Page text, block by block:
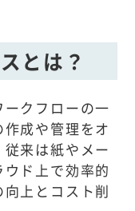
とは？
クフローの一
成や管理をオ
来は紙やメー
ド上で効率的
上とコスト削